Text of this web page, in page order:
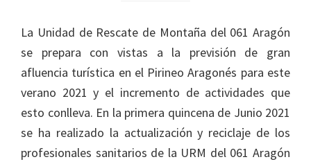
La Unidad de Rescate de Montaña del 061 Aragón
se prepara con vistas a la previsión de gran
afluencia turística en el Pirineo Aragonés para este
verano 2021 y el incremento de actividades que
esto conlleva. En la primera quincena de Junio 2021
se ha realizado la actualización y reciclaje de los
profesionales sanitarios de la URM del 061 Aragón